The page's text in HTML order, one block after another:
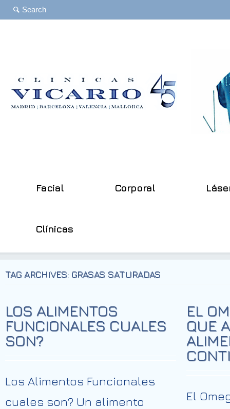
Facial Corporal
Clínicas
TAG ARCHIVES: GRASAS SATURADAS
LOS ALIMENTOS
FUNCIONALES CUALES
SON?
Los Alimentos Funcionales
cuales son? Un alimento
EL
QUE
El